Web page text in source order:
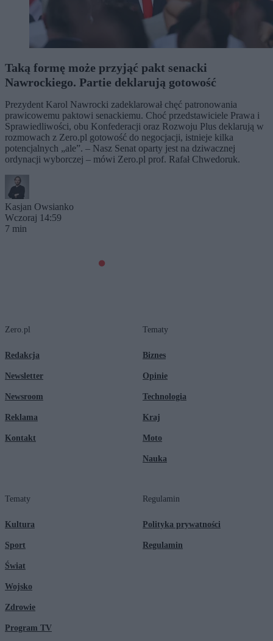
Taką formę może przyjąć pakt senacki
Nawrockiego. Partie deklarują gotowość
Prezydent Karol Nawrocki zadeklarował chęć patronowania
prawicowemu paktowi senackiemu. Choć przedstawiciele Prawa i
Sprawiedliwości, obu Konfederacji oraz Rozwoju Plus deklarują w
rozmowach z Zero.pl gotowość do negocjacji, istnieje kilka
potencjalnych „ale”. – Nasz Senat oparty jest na dziwacznej
ordynacji wyborczej – mówi Zero.pl prof. Rafał Chwedoruk.
Kasjan Owsianko
Wczoraj 14:59
7 min
Zero.pl
Redakcja
Newsletter
Newsroom
Reklama
Kontakt
Tematy
Biznes
Opinie
Technologia
Kraj
Moto
Nauka
Tematy
Kultura
Sport
Świat
Wojsko
Zdrowie
Program TV
Regulamin
Polityka prywatności
Regulamin